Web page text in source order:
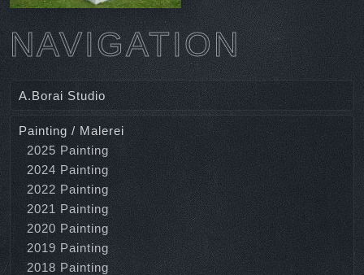
NAVIGATION
A.Borai Studio
Painting / Malerei
2025 Painting
2024 Painting
2022 Painting
2021 Painting
2020 Painting
2019 Painting
2018 Painting